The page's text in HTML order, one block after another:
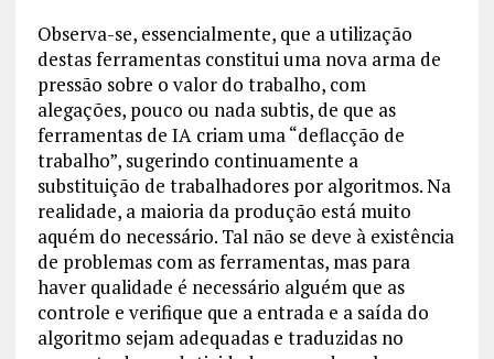
Observa-se, essencialmente, que a utilização
destas ferramentas constitui uma nova arma de
pressão sobre o valor do trabalho, com
alegações, pouco ou nada subtis, de que as
ferramentas de IA criam uma “deflacção de
trabalho”, sugerindo continuamente a
substituição de trabalhadores por algoritmos. Na
realidade, a maioria da produção está muito
aquém do necessário. Tal não se deve à existência
de problemas com as ferramentas, mas para
haver qualidade é necessário alguém que as
controle e verifique que a entrada e a saída do
algoritmo sejam adequadas e traduzidas no